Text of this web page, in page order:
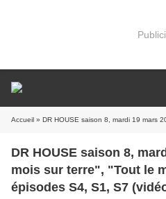
Accueil » DR HOUSE saison 8, mardi 19 mars 2013, TF1"5 mois sur
DR HOUSE saison 8,
mois sur terre", "Tout le
épisodes S4, S1, S7